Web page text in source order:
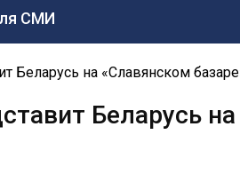
СМИ
Беларусь на «Славянском
Беларусь